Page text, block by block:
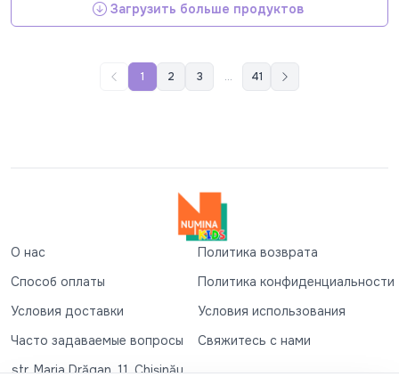
Загрузить больше продуктов
1 2 3 ... 41
О нас
Политика возврата
Способ оплаты
Политика конфиденциальности
Условия доставки
Условия использования
Часто задаваемые вопросы
Свяжитесь с нами
str. Maria Drăgan, 11, Chișinău